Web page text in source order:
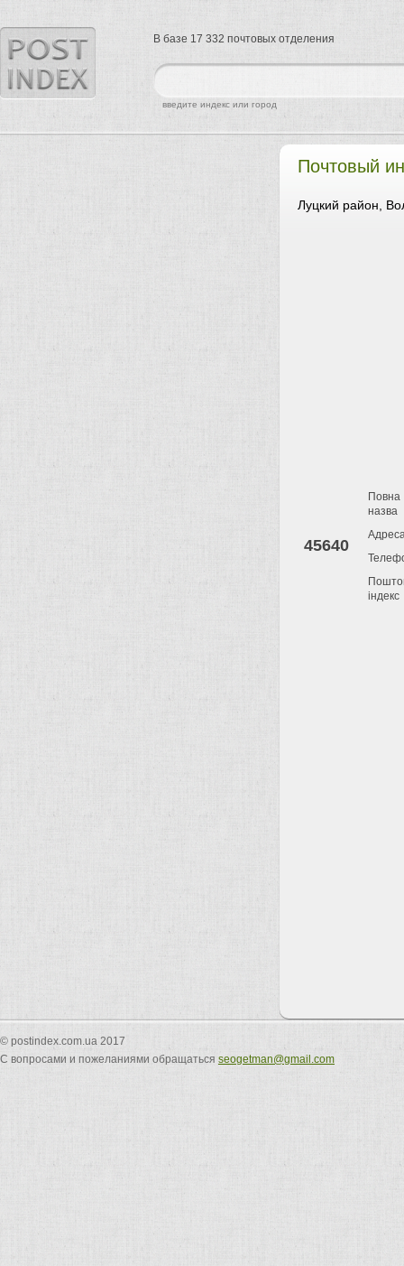
Почтовый
Луцкий район,
45640
Повна
назва
індекс
найти
введите индекс или город
В базе 17 332 почтовых отделения
© postindex.com.ua 2017
С вопросами и пожеланиями обращаться seogetman@gmail.com